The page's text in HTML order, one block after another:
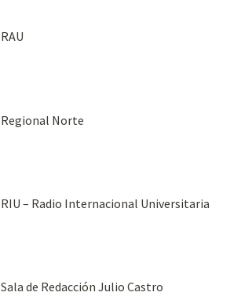
RAU
Regional Norte
RIU – Radio Internacional Universitaria
Sala de Redacción Julio Castro